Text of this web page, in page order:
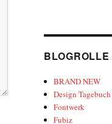
BLOGROLLE
BRAND NEW
Design Tagebuch
Fontwerk
Fubiz